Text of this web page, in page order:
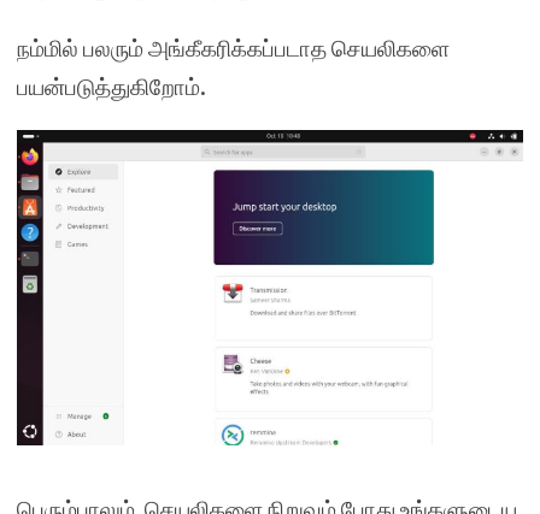
நம்மில் பலரும் அங்கீகரிக்கப்படாத செயலிகளை
பயன்படுத்துகிறோம்.